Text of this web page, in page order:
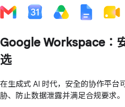
Google Workspace：
选
在生成式 AI 时代，安全的协作平台
胁、防止数据泄露并满足合规要求。